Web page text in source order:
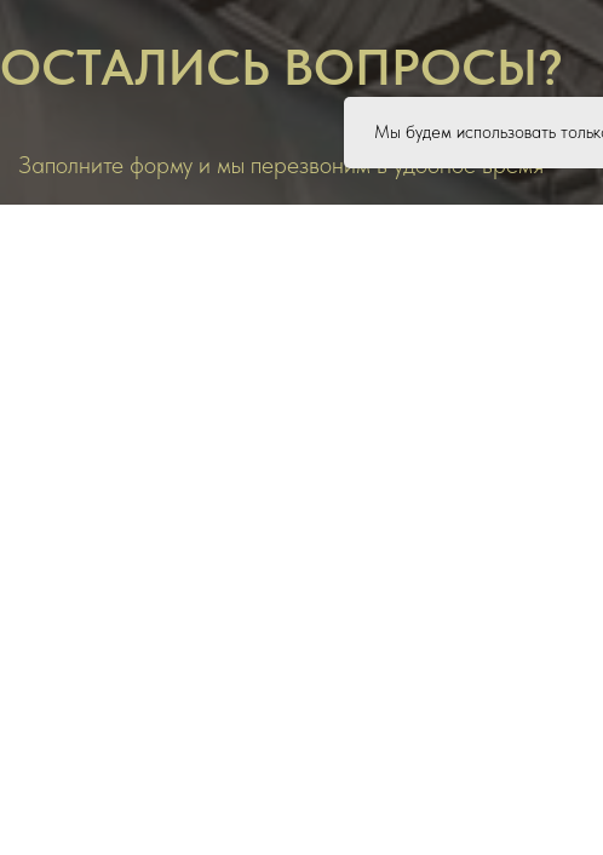
ОСТАЛИСЬ ВОПРОСЫ?
Заполните форму и мы перезвоним в удобное время
Мы будем использовать